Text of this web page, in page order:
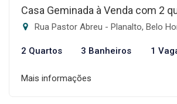
Casa Geminada à Venda com 2
Rua Pastor Abreu - Planalto, Belo
2 Quartos 3 Banheiros 1
Mais informações